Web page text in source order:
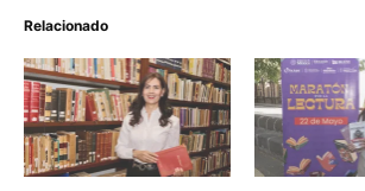
Relacionado